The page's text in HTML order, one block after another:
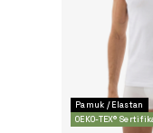
Pamuk / Elastan
OEKO-TEX®